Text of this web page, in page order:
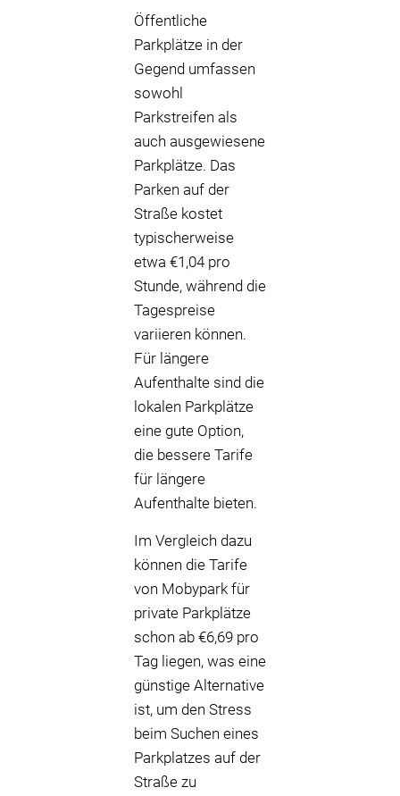
Öffentliche
Parkplätze in der
Gegend umfassen
sowohl
Parkstreifen als
auch ausgewiesene
Parkplätze. Das
Parken auf der
Straße kostet
typischerweise
etwa €1,04 pro
Stunde, während die
Tagespreise
variieren können.
Für längere
Aufenthalte sind die
lokalen Parkplätze
eine gute Option,
die bessere Tarife
für längere
Aufenthalte bieten.
Im Vergleich dazu
können die Tarife
von Mobypark für
private Parkplätze
schon ab €6,69 pro
Tag liegen, was eine
günstige Alternative
ist, um den Stress
beim Suchen eines
Parkplatzes auf der
Straße zu